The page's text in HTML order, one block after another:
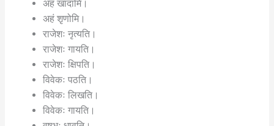
अहं खादामि।
अहं शृणोमि।
राजेशः नृत्यति।
राजेशः गायति।
राजेशः क्षिपति।
विवेकः पठति।
विवेकः लिखति।
विवेकः गायति।